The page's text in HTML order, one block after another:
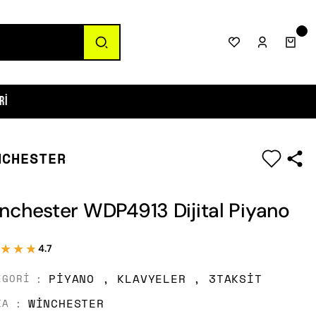
WDP4913 Dijital Piyano
4.7
PIYANO , KLAVYELER , 3TAKSIT
WINCHESTER